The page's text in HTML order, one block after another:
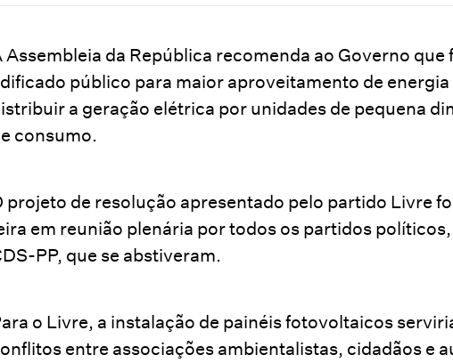
Assembleia da República recomenda ao Governo
público para maior aproveitamento de
a geração elétrica por unidades de pequena
consumo.
projeto de resolução apresentado pelo partido Livre
em reunião plenária por todos os partidos
PP, que se abstiveram.
o Livre, a instalação de painéis fotovoltaicos
entre associações ambientalistas, cidadãos e